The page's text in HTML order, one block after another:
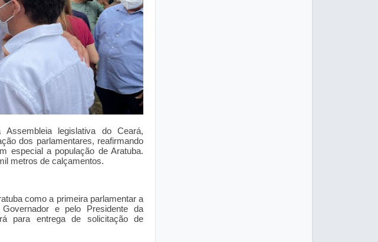
legislativa do Ceará,
dos parlamentares, reafirmando
especial a população de Aratuba.
metros de calçamentos.
como a primeira parlamentar a
e pelo Presidente da
para entrega de solicitação de